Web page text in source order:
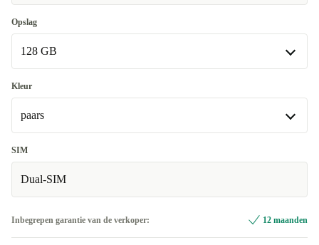
Opslag
128 GB
128 GB
Beschikbaar in andere configuraties
256 GB
Kleur
paars
paars
Beschikbaar in andere configuraties
beige
SIM
Dual-SIM
Inbegrepen garantie van de verkoper: 12 maanden